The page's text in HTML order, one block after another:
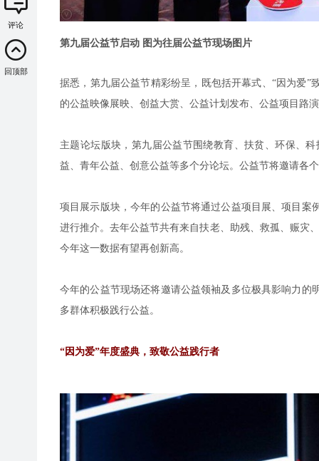
第九届公益节启动 图为往届公益节现场图片
据悉，第九届公益节精彩纷呈，既包括开幕式、“因为爱
的公益映像展映、创益大赏、公益计划发布、公益项目路
主题论坛版块，第九届公益节围绕教育、扶贫、环保、
益、青年公益、创意公益等多个分论坛。公益节将邀请各
项目展示版块，今年的公益节将通过公益项目展、项目
进行推介。去年公益节共有来自扶老、助残、救孤、赈灾
今年这一数据有望再创新高。
今年的公益节现场还将邀请公益领袖及多位极具影响力
多群体积极践行公益。
“因为爱”年度盛典，致敬公益践行者
评论
回顶部